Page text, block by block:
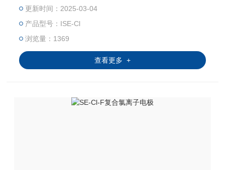
室、食品加工、水质分析等；
更新时间：2025-03-04
产品型号：ISE-Cl
浏览量：1369
查看更多 +